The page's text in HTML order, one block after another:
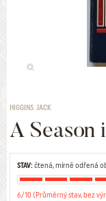
HIGGINS JACK
A Season
STAV:čtená, mírně odřená
6/10 (Průměrný stav, bez